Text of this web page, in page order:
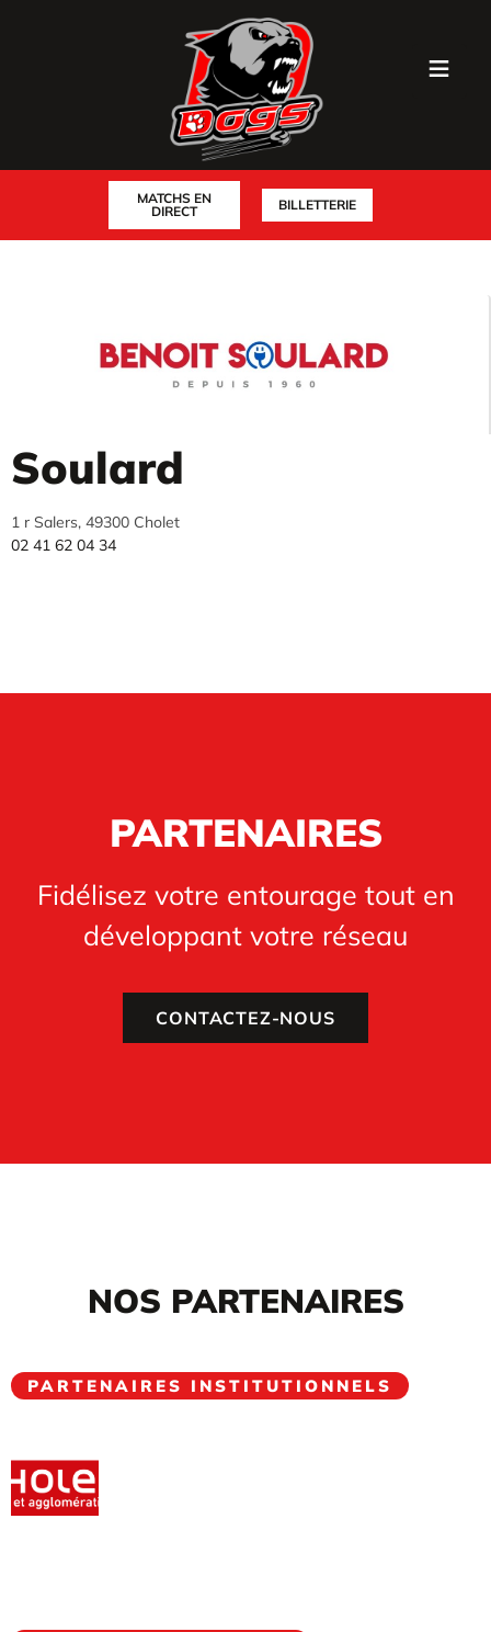
MATCHS EN
DIRECT
BILLETTERIE
Soulard
1 r Salers, 49300 Cholet
02 41 62 04 34
PARTENAIRES
Fidélisez votre entourage tout en
développant votre réseau
CONTACTEZ-NOUS
NOS PARTENAIRES
PARTENAIRES INSTITUTIONNELS